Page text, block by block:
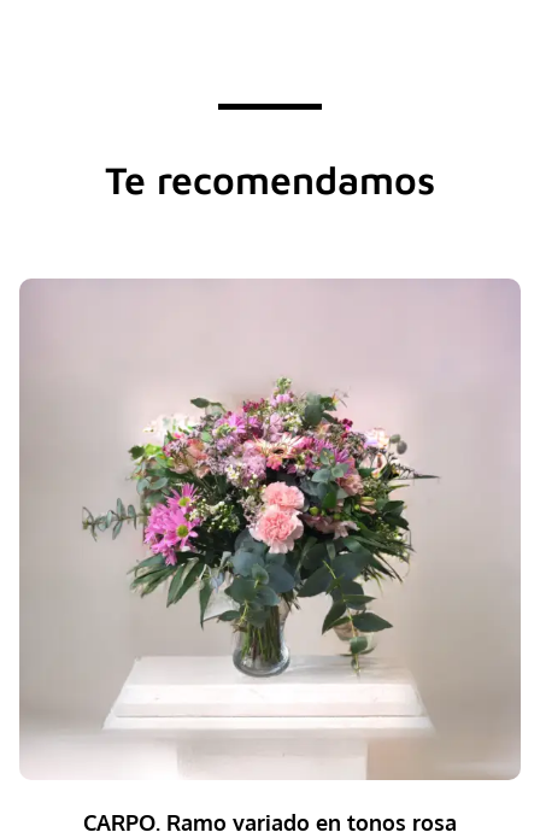
Te recomendamos
CARPO. Ramo variado en tonos rosa